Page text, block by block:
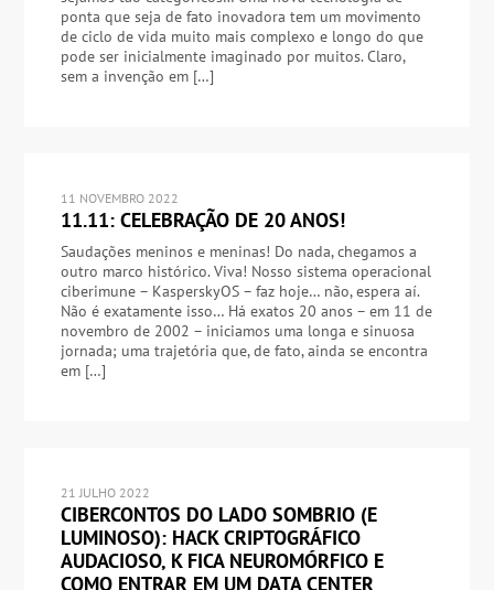
ponta que seja de fato inovadora tem um movimento
de ciclo de vida muito mais complexo e longo do que
pode ser inicialmente imaginado por muitos. Claro,
sem a invenção em […]
11 NOVEMBRO 2022
11.11: CELEBRAÇÃO DE 20 ANOS!
Saudações meninos e meninas! Do nada, chegamos a
outro marco histórico. Viva! Nosso sistema operacional
ciberimune – KasperskyOS – faz hoje… não, espera aí.
Não é exatamente isso… Há exatos 20 anos – em 11 de
novembro de 2002 – iniciamos uma longa e sinuosa
jornada; uma trajetória que, de fato, ainda se encontra
em […]
21 JULHO 2022
CIBERCONTOS DO LADO SOMBRIO (E
LUMINOSO): HACK CRIPTOGRÁFICO
AUDACIOSO, K FICA NEUROMÓRFICO E
COMO ENTRAR EM UM DATA CENTER